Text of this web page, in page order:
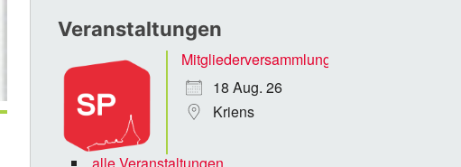
Veranstaltungen
Mitgliederversammlung
18 Aug. 26
Kriens